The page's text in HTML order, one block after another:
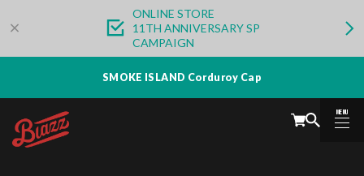
ONLINE STORE
11TH ANNIVERSARY SP
CAMPAIGN
SMOKE ISLAND Corduroy Cap
MENU
CLOSE